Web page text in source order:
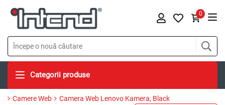
0
Categorii produse
Camere Web Camera Web Lenovo Kamera, Black